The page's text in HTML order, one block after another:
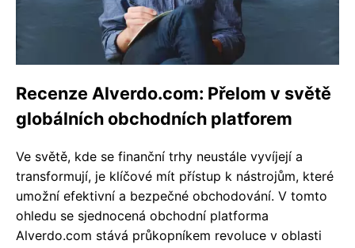
Recenze Alverdo.com: Přelom v světě
globálních obchodních platforem
Ve světě, kde se finanční trhy neustále vyvíjejí a
transformují, je klíčové mít přístup k nástrojům, které
umožní efektivní a bezpečné obchodování. V tomto
ohledu se sjednocená obchodní platforma
Alverdo.com stává průkopníkem revoluce v oblasti